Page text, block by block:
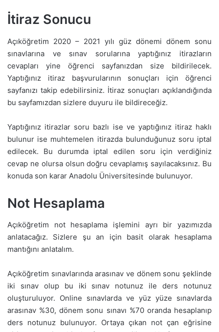
İtiraz Sonucu
Açıköğretim 2020 – 2021 yılı güz dönemi dönem sonu
sınavlarına ve sınav sorularına yaptığınız itirazların
cevapları yine öğrenci sayfanızdan size bildirilecek.
Yaptığınız itiraz başvurularının sonuçları için öğrenci
sayfanızı takip edebilirsiniz. İtiraz sonuçları açıklandığında
bu sayfamızdan sizlere duyuru ile bildireceğiz.
Yaptığınız itirazlar soru bazlı ise ve yaptığınız itiraz haklı
bulunur ise muhtemelen itirazda bulunduğunuz soru iptal
edilecek. Bu durumda iptal edilen soru için verdiğiniz
cevap ne olursa olsun doğru cevaplamış sayılacaksınız. Bu
konuda son karar Anadolu Üniversitesinde bulunuyor.
Not Hesaplama
Açıköğretim not hesaplama işlemini ayrı bir yazımızda
anlatacağız. Sizlere şu an için basit olarak hesaplama
mantığını anlatalım.
Açıköğretim sınavlarında arasınav ve dönem sonu şeklinde
iki sınav olup bu iki sınav notunuz ile ders notunuz
oluşturuluyor. Online sınavlarda ve yüz yüze sınavlarda
arasınav %30, dönem sonu sınavı %70 oranda hesaplanıp
ders notunuz bulunuyor. Ortaya çıkan not çan eğrisine